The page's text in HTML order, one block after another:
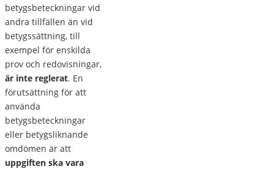
betygsbeteckningar vid
andra tillfällen än vid
betygssättning, till
exempel för enskilda
prov och redovisningar,
är inte reglerat. En
förutsättning för att
använda
betygsbeteckningar
eller betygsliknande
omdömen är att
uppgiften ska vara